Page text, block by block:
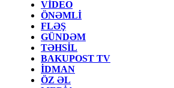
VİDEO
ÖNƏMLİ
FLƏŞ
GÜNDƏM
TƏHSİL
BAKUPOST TV
İDMAN
ÖZ ƏL